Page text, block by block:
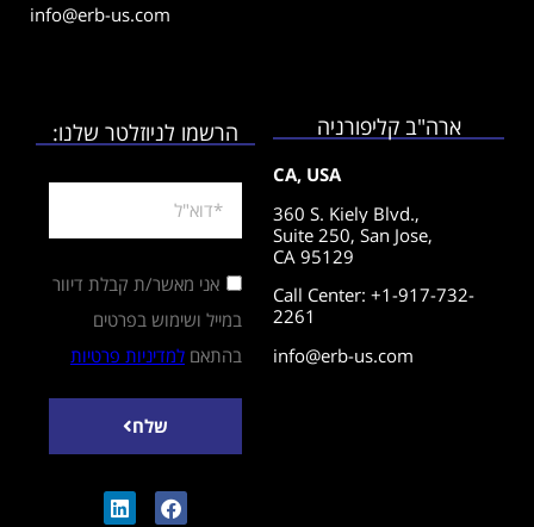
info@erb-us.com
ארה"ב קליפורניה
CA, USA
360 S. Kiely Blvd.,
Suite 250, San Jose,
CA 95129
Call Center: +1-917-732-
2261
info@erb-us.com
הרשמו לניוזלטר שלנו:
אני מאשר/ת קבלת דיוור
במייל ושימוש בפרטים
בהתאם למדיניות פרטיות
שלח